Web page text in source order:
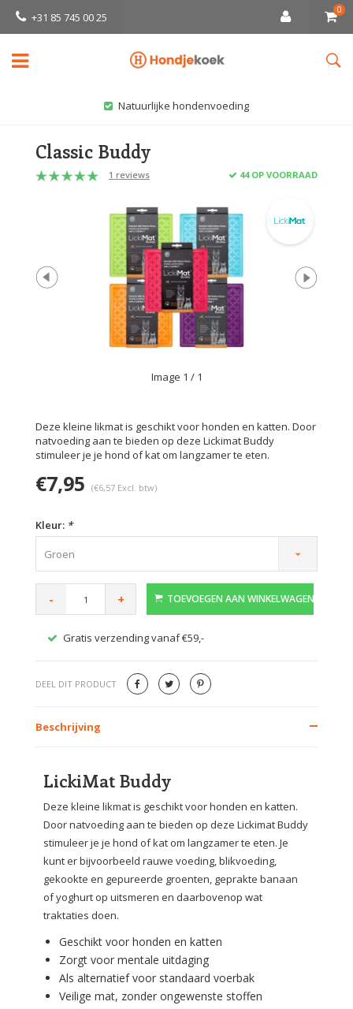
+31 85 745 00 25
0
Natuurlijke hondenvoeding
Classic Buddy
1 reviews 44 OP VOORRAAD
Image 1 / 1
Deze kleine likmat is geschikt voor honden en katten. Door
natvoeding aan te bieden op deze Lickimat Buddy
stimuleer je je hond of kat om langzamer te eten.
€7,95 (€6,57 Excl. btw)
Kleur: *
Groen
- + TOEVOEGEN AAN WINKELWAGEN
Gratis verzending vanaf €59,-
DEEL DIT PRODUCT
Beschrijving
LickiMat Buddy
Deze kleine likmat is geschikt voor honden en katten.
Door natvoeding aan te bieden op deze Lickimat Buddy
stimuleer je je hond of kat om langzamer te eten. Je
kunt er bijvoorbeeld rauwe voeding, blikvoeding,
gekookte en gepureerde groenten, geprakte banaan
of yoghurt op uitsmeren en daarbovenop wat
traktaties doen.
Geschikt voor honden en katten
Zorgt voor mentale uitdaging
Als alternatief voor standaard voerbak
Veilige mat, zonder ongewenste stoffen